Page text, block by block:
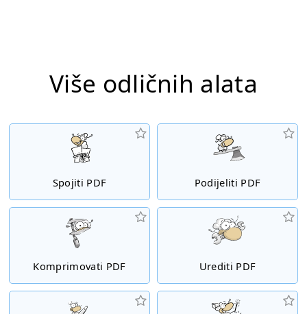
Više odličnih alata
Spojiti PDF Podijeliti PDF
Komprimovati PDF Urediti PDF